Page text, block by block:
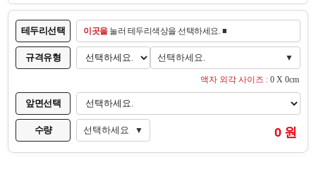
테두리선택 이곳을눌러 테두리색상을 선택하세요. ■
규격유형 선택하세요. ▼
액자 외각 사이즈 : 0 X 0cm
앞면선택
수량 선택하세요 ▼ 0 원